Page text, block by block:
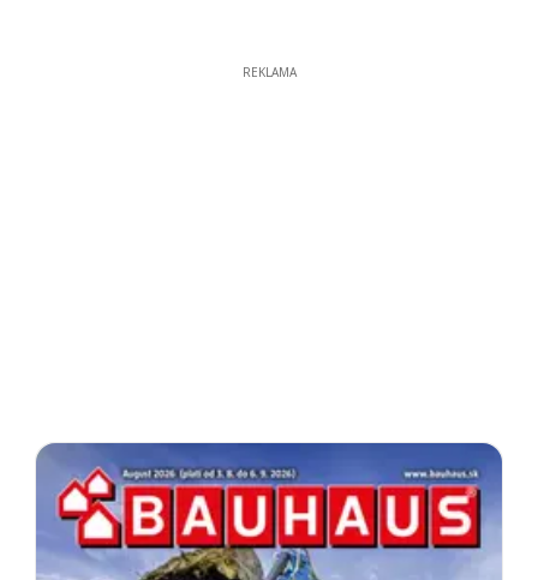
REKLAMA